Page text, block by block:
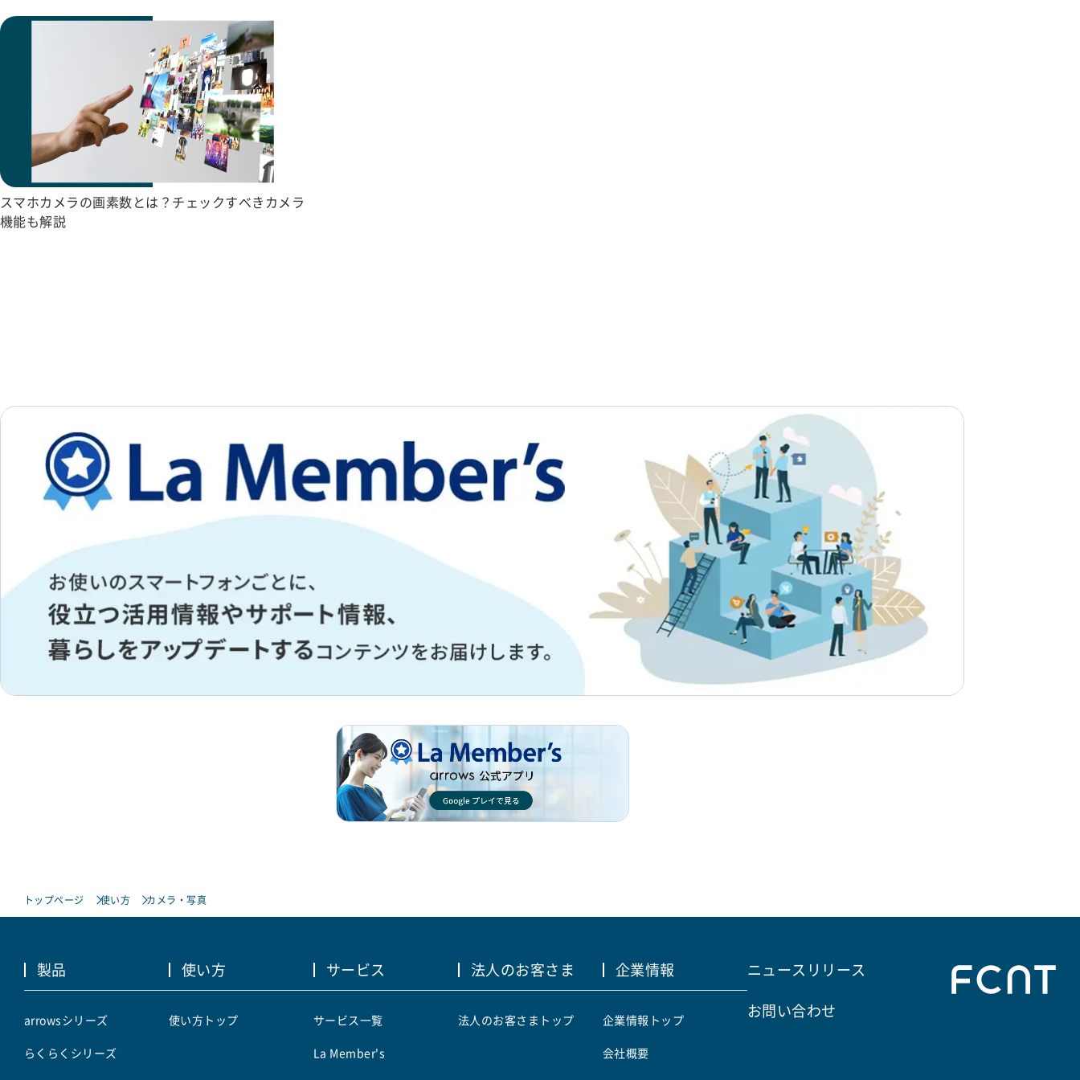
スマホカメラの画素数とは？チェックすべきカメラ
機能も解説
トップページ 使い方 カメラ・写真
製品
arrowsシリーズ
らくらくシリーズ
使い方
使い方トップ
サービス
サービス一覧
La Member's
法人のお客さま
法人のお客さまトップ
企業情報
企業情報トップ
会社概要
ニュースリリース
お問い合わせ